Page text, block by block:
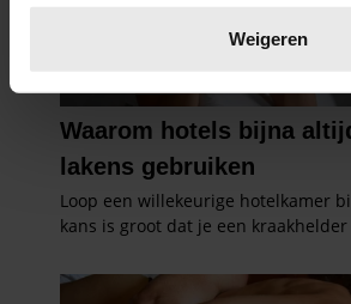
verwerkt en stel uw voorkeuren in het
intrekken in de Cookieverklaring.
We gebruiken cookies om content en
personaliseren, om functies voor
en om ons websiteverkeer te
informatie over uw gebruik van onze
partners kunnen deze gegevens
Weigeren